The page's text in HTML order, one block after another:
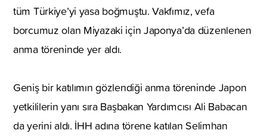
tüm Türkiye’yi yasa boğmuştu. Vakfımız, vefa
borcumuz olan Miyazaki için Japonya’da düzenlenen
anma töreninde yer aldı.
Geniş bir katılımın gözlendiği anma töreninde Japon
yetkililerin yanı sıra Başbakan Yardımcısı Ali Babacan
da yerini aldı. İHH adına törene katılan Selimhan